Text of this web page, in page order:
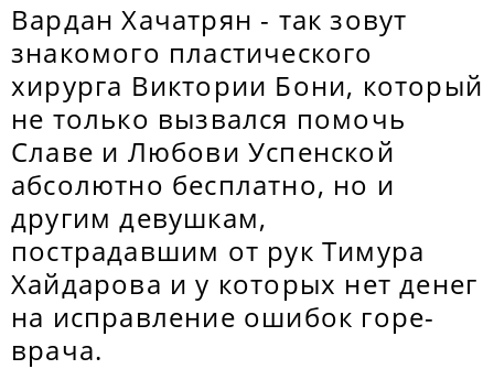
Вардан Хачатрян - так зовут
знакомого пластического
хирурга Виктории Бони, который
не только вызвался помочь
Славе и Любови Успенской
абсолютно бесплатно, но и
другим девушкам,
пострадавшим от рук Тимура
Хайдарова и у которых нет денег
на исправление ошибок горе-
врача.